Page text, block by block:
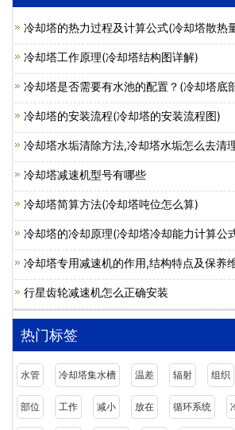
冷却塔的热力过程及计算公式(冷却塔散热
冷却塔工作原理(冷却塔结构图详解)
冷却塔是否需要有水池的配置？(冷却塔底
冷却塔的安装流程(冷却塔的安装流程图)
冷却塔水垢清除方法,冷却塔水垢怎么去清
冷却塔减速机型号有哪些
冷却塔简算方法(冷却塔吨位怎么算)
冷却塔的冷却原理(冷却塔冷却能力计算公
冷却塔专用减速机的作用,结构特点及保养
行星齿轮减速机怎么正确安装
热门标签
水管 冷却塔集水槽 温差 辐射 组织
部位 工作 减小 放在 循环系统